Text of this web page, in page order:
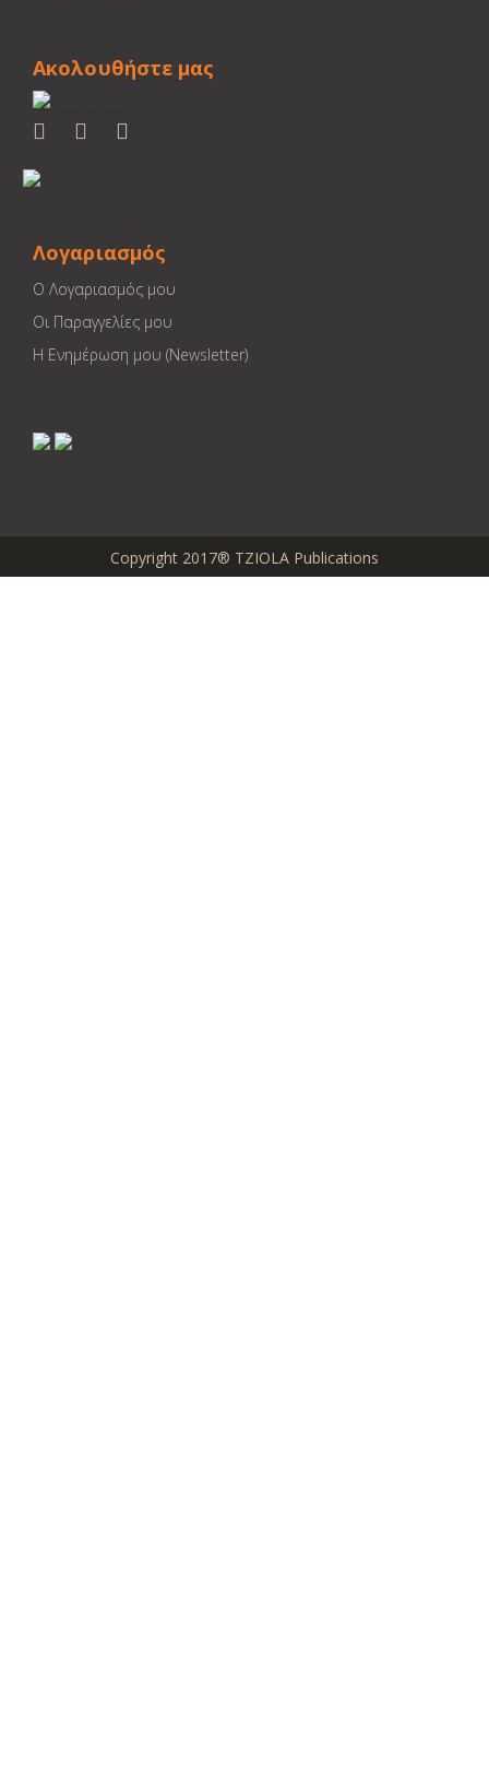
Ακολουθήστε μας
Λογαριασμός
Ο Λογαριασμός μου
Οι Παραγγελίες μου
Η Ενημέρωση μου (Newsletter)
Copyright 2017® TZIOLA Publications